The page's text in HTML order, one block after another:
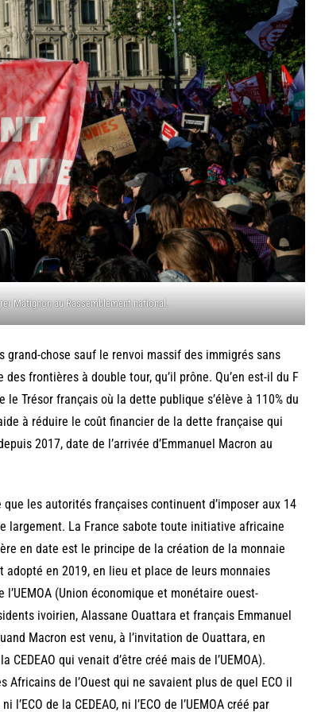
Matignon au Rassemblement national.
grand-chose sauf le renvoi massif des immigrés sans
frontières à double tour, qu’il prône. Qu’en est-il du F
le Trésor français où la dette publique s’élève à 110% du
à réduire le coût financier de la dette française qui
2017, date de l’arrivée d’Emmanuel Macron au
les autorités françaises continuent d’imposer aux 14
largement. La France sabote toute initiative africaine
en date est le principe de la création de la monnaie
adopté en 2019, en lieu et place de leurs monnaies
(Union économique et monétaire ouest-
ivoirien, Alassane Ouattara et français Emmanuel
Macron est venu, à l’invitation de Ouattara, en
CEDEAO qui venait d’être créé mais de l’UEMOA).
de l’Ouest qui ne savaient plus de quel ECO il
de la CEDEAO, ni l’ECO de l’UEMOA créé par